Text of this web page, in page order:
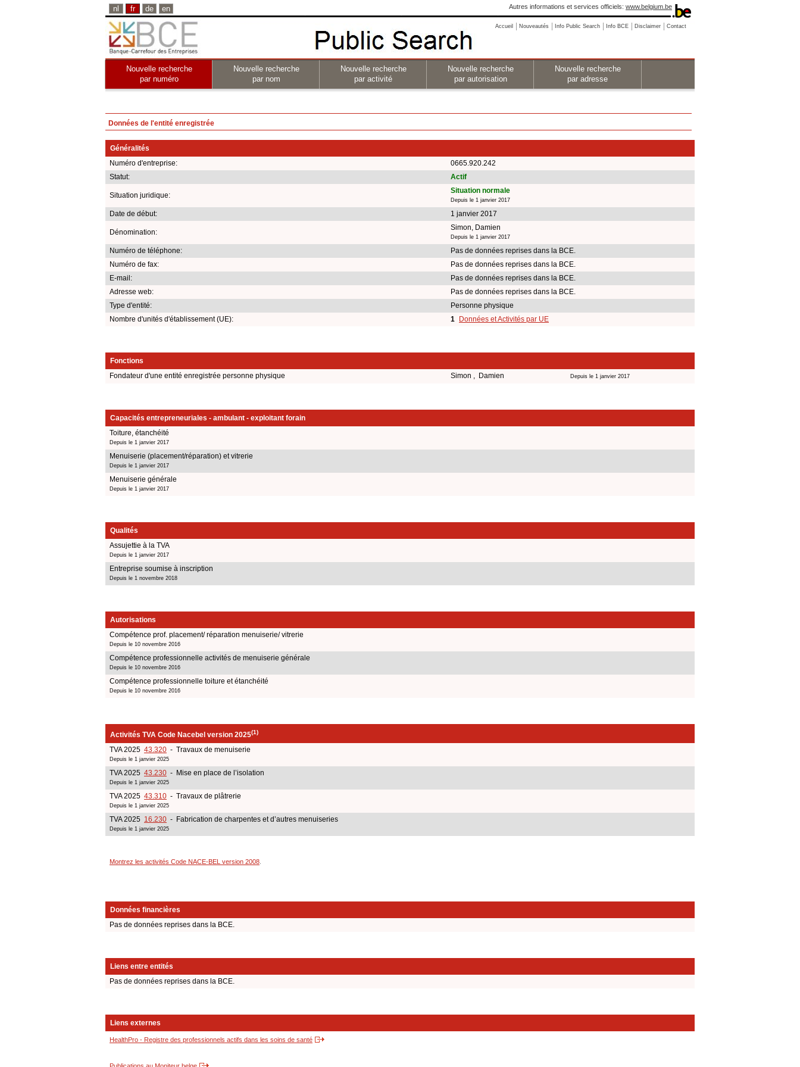
nl fr de en Autres informations et services officiels: www.belgium.be
Accueil Nouveautés Info Public Search Info BCE Disclaimer Contact
Nouvelle recherche
par numéro
Nouvelle recherche
par nom
Nouvelle recherche
par activité
Nouvelle recherche
par autorisation
Nouvelle recherche
par adresse
Données de l'entité enregistrée
Généralités
Numéro d'entreprise:
0665.920.242
Statut:
Actif
Situation juridique:
Situation normale
Depuis le 1 janvier 2017
Date de début: 1 janvier 2017
Dénomination:
Simon, Damien
Depuis le 1 janvier 2017
Numéro de téléphone:
Pas de données reprises dans la BCE.
Numéro de fax:
Pas de données reprises dans la BCE.
E-mail:
Pas de données reprises dans la BCE.
Adresse web:
Pas de données reprises dans la BCE.
Type d'entité:
Personne physique
Nombre d'unités d'établissement (UE):
1 Données et Activités par UE
Fonctions
Fondateur d'une entité enregistrée personne physique
Simon , Damien Depuis le 1 janvier 2017
Capacités entrepreneuriales - ambulant - exploitant forain
Toiture, étanchéité
Depuis le 1 janvier 2017
Menuiserie (placement/réparation) et vitrerie
Depuis le 1 janvier 2017
Menuiserie générale
Depuis le 1 janvier 2017
Qualités
Assujettie à la TVA
Depuis le 1 janvier 2017
Entreprise soumise à inscription
Depuis le 1 novembre 2018
Autorisations
Compétence prof. placement/ réparation menuiserie/ vitrerie
Depuis le 10 novembre 2016
Compétence professionnelle activités de menuiserie générale
Depuis le 10 novembre 2016
Compétence professionnelle toiture et étanchéité
Depuis le 10 novembre 2016
Activités TVA Code Nacebel version 2025(1)
TVA 2025 43.320 - Travaux de menuiserie
Depuis le 1 janvier 2025
TVA 2025 43.230 - Mise en place de l’isolation
Depuis le 1 janvier 2025
TVA 2025 43.310 - Travaux de plâtrerie
Depuis le 1 janvier 2025
TVA 2025 16.230 - Fabrication de charpentes et d’autres menuiseries
Depuis le 1 janvier 2025
Montrez les activités Code NACE-BEL version 2008
Données financières
Pas de données reprises dans la BCE.
Liens entre entités
Pas de données reprises dans la BCE.
Liens externes
HealthPro - Registre des professionnels actifs dans les soins de santé